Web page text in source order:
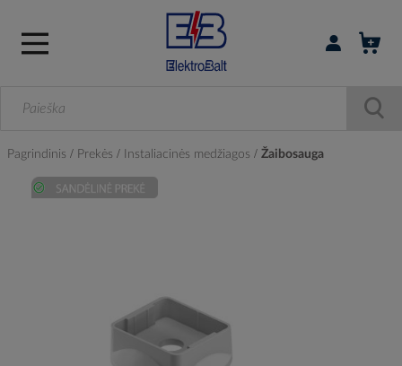
Prisijungti /
Pagrindinis Prekės Instaliacinės medžiagos Žaibosauga